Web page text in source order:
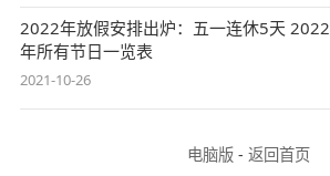
2022年放假安排出炉：五一连休5天 2022
年所有节日一览表
2021-10-26
电脑版- 返回首页